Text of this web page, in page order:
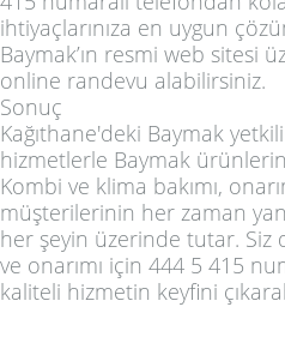
ihtiyaçlarınıza en uygun
Baymak’ın resmi web sitesi
online randevu alabilirsiniz.
Sonuç
Kağıthane'deki Baymak
hizmetlerle Baymak
Kombi ve klima bakımı,
müşterilerinin her zaman
her şeyin üzerinde tutar. Siz
ve onarımı için 444 5 415
kaliteli hizmetin keyfini